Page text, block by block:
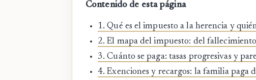
Contenido de esta página
1. Qué es el impuesto a la herencia y
2. El mapa del impuesto: del
3. Cuánto se paga: tasas progresivas y
4. Exenciones y recargos: la familia paga